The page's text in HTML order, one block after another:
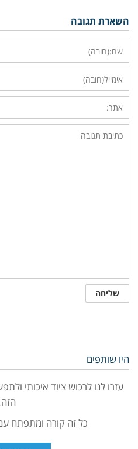
השארת תגובה
היו שותפים
עזרו לנו לרכוש ציוד איכותי
כל זה קורה ומתפתח